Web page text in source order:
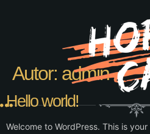
Autor: admin
Hello world!
Welcome to WordPress. This is